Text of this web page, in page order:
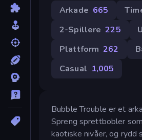
Arkade 665
2-Spillere 225
Plattform 262
Casual 1,005
Bubble Trouble er et
Spreng sprettbobler
kaotiske nivåer, og rydd